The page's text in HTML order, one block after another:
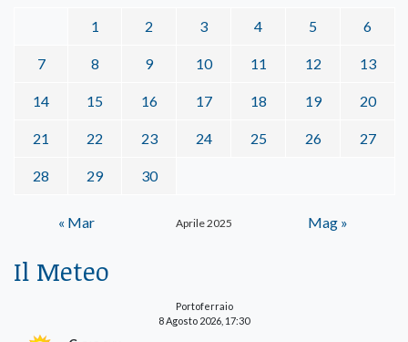
Aprile 2025
1 2 3 4 5 6
7 8 9 10 11 12 13
14 15 16 17 18 19 20
21 22 23 24 25 26 27
28 29 30
« Mar Mag »
Il Meteo
Portoferraio
8 Agosto 2026, 17:30